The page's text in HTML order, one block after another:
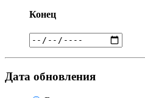
Конец
Дата обновления